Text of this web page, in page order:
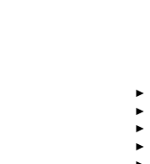
►
►
►
►